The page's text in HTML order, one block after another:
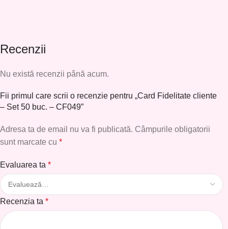
Recenzii
Nu există recenzii până acum.
Fii primul care scrii o recenzie pentru „Card Fidelitate cliente
– Set 50 buc. – CF049”
Adresa ta de email nu va fi publicată. Câmpurile obligatorii
sunt marcate cu *
Evaluarea ta *
Recenzia ta *